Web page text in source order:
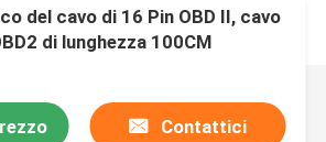
del cavo di 16 Pin OBD II, cavo
di lunghezza 100CM
Contattici